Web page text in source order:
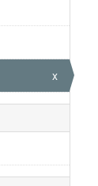
x